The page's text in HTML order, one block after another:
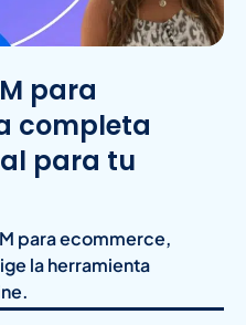
para
completa
para tu
para ecommerce,
la herramienta